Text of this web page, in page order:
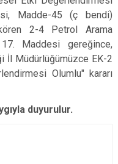
Madde-45 (ç bendi)
2-4 Petrol Arama
Maddesi gereğince,
İl Müdürlüğümüzce EK-2
Olumlu" kararı
duyurulur.